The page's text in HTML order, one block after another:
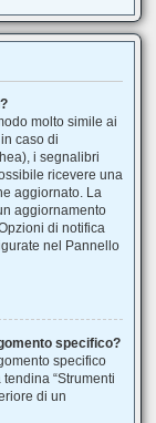
molto simile ai
caso di
i segnalibri
ricevere una
aggiornato. La
aggiornamento
di notifica
nel Pannello
specifico?
specifico
“Strumenti
di un